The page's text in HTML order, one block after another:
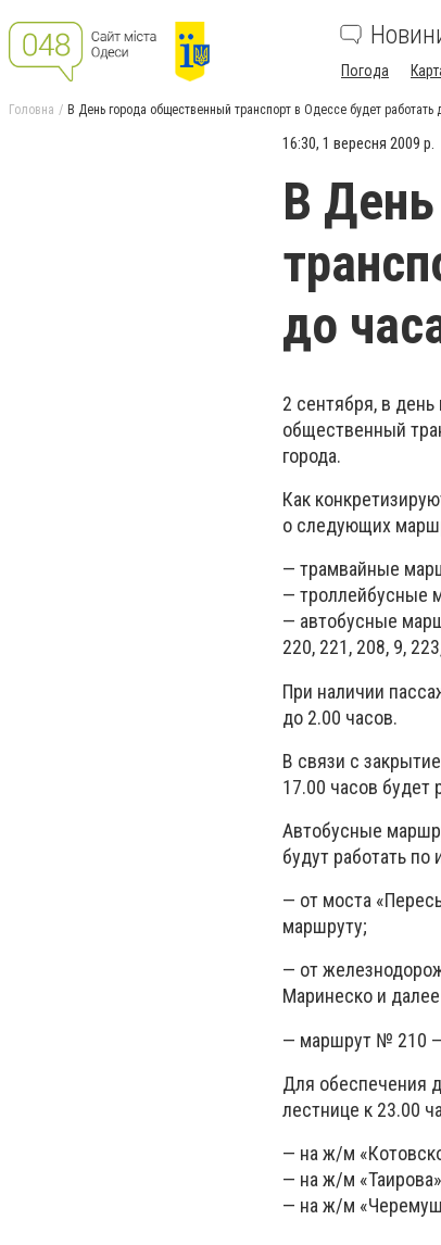
Погода
Головна В День города общественный транспорт в Одессе будет работать
16:30, 1 вересня 2009 р.
В
до
2 сентября, в
общественный
города.
Как
о следующих
— трамвайные
— троллейбусные
— автобусные
220, 221, 208, 9,
При наличии
до 2.00 часов.
В связи с
17.00 часов будет
Автобусные
будут работать
— от моста
маршруту;
— от
Маринеско и
— маршрут № 210
Для обеспечения
лестнице к 23.00
— на ж/м
— на ж/м
— на ж/м